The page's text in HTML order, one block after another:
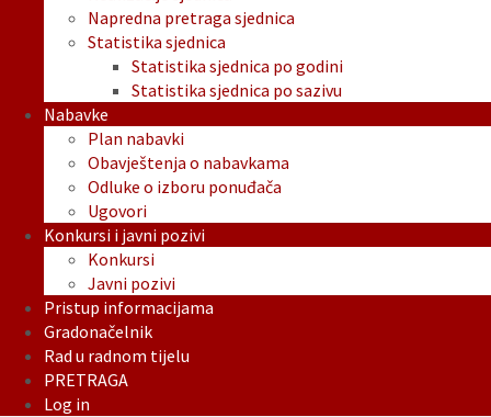
Napredna pretraga sjednica
Statistika sjednica
Statistika sjednica po godini
Statistika sjednica po sazivu
Nabavke
Plan nabavki
Obavještenja o nabavkama
Odluke o izboru ponuđača
Ugovori
Konkursi i javni pozivi
Konkursi
Javni pozivi
Pristup informacijama
Gradonačelnik
Rad u radnom tijelu
PRETRAGA
Log in